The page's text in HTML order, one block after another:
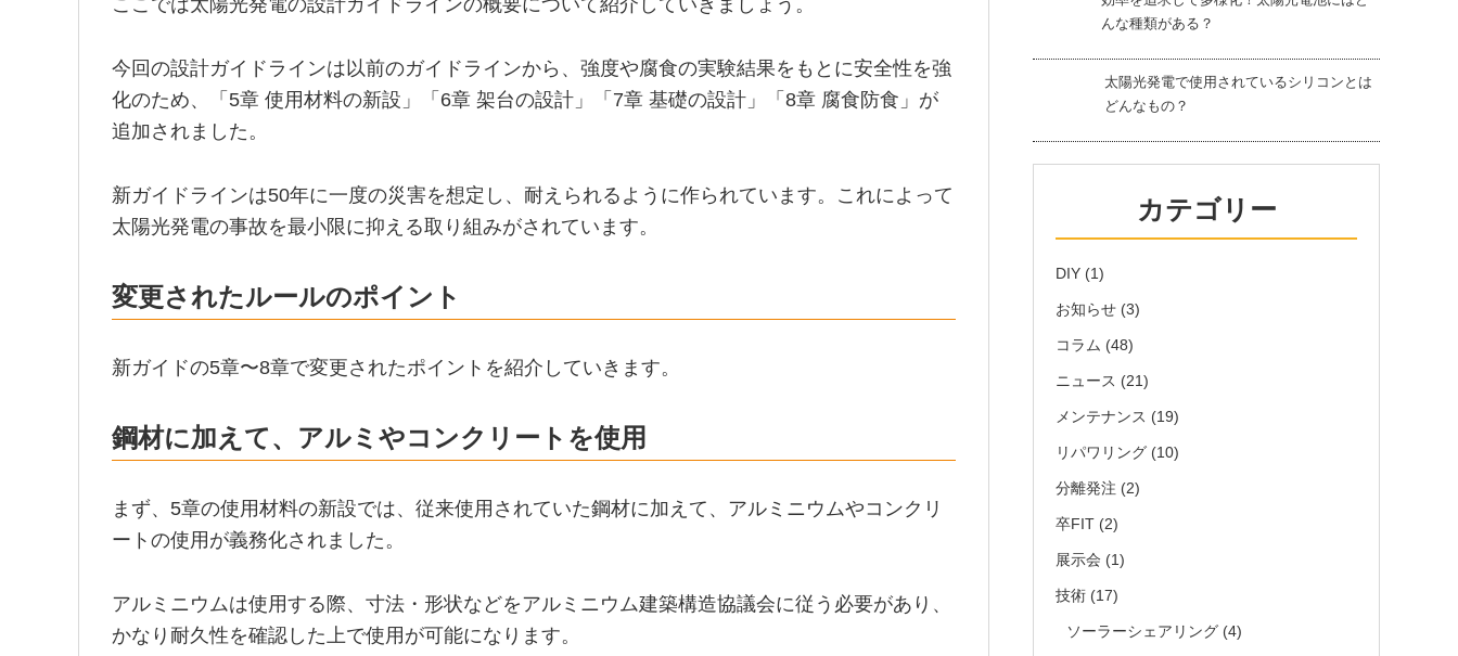
ここでは太陽光発電の設計ガイドラインの概要について紹介していきましょう。
今回の設計ガイドラインは以前のガイドラインから、強度や腐食の実験結果をもとに安全性を強
化のため、「5章 使用材料の新設」「6章 架台の設計」「7章 基礎の設計」「8章 腐食防食」が
追加されました。
新ガイドラインは50年に一度の災害を想定し、耐えられるように作られています。これによって
太陽光発電の事故を最小限に抑える取り組みがされています。
変更されたルールのポイント
新ガイドの5章〜8章で変更されたポイントを紹介していきます。
鋼材に加えて、アルミやコンクリートを使用
まず、5章の使用材料の新設では、従来使用されていた鋼材に加えて、アルミニウムやコンクリ
ートの使用が義務化されました。
アルミニウムは使用する際、寸法・形状などをアルミニウム建築構造協議会に従う必要があり、
かなり耐久性を確認した上で使用が可能になります。
んな種類がある？
太陽光発電で使用されているシリコンとは
どんなもの？
カテゴリー
DIY (1)
お知らせ (3)
コラム (48)
ニュース (21)
メンテナンス (19)
リパワリング (10)
分離発注 (2)
卒FIT (2)
展示会 (1)
技術 (17)
ソーラーシェアリング (4)